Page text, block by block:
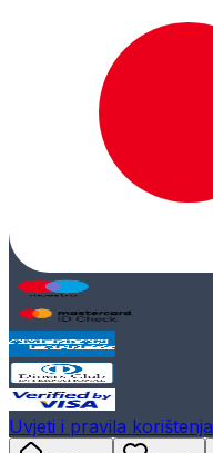
Uvjeti i pravila korištenja